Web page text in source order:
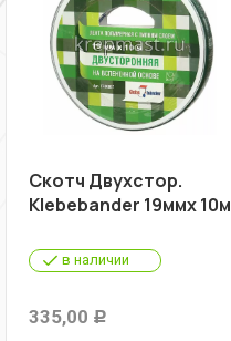
Скотч Двухстор.
Klebebander 19ммх 10м
в наличии
335,00 Р